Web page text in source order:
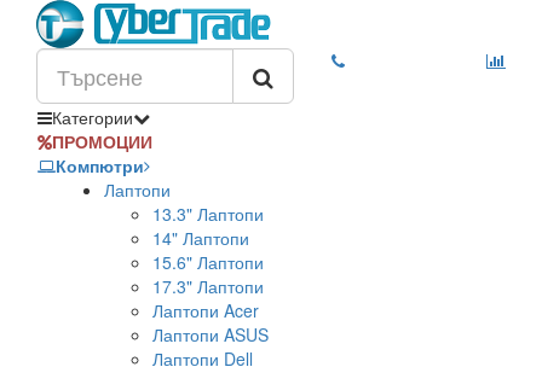
Категории
ПРОМОЦИИ
Компютри
Лаптопи
13.3" Лаптопи
14" Лаптопи
15.6" Лаптопи
17.3" Лаптопи
Лаптопи Acer
Лаптопи ASUS
Лаптопи Dell